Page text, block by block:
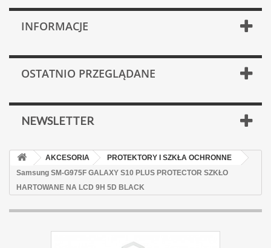
INFORMACJE
OSTATNIO PRZEGLĄDANE
NEWSLETTER
AKCESORIA
PROTEKTORY I SZKŁA OCHRONNE
Samsung SM-G975F GALAXY S10 PLUS PROTECTOR SZKŁO
HARTOWANE NA LCD 9H 5D BLACK